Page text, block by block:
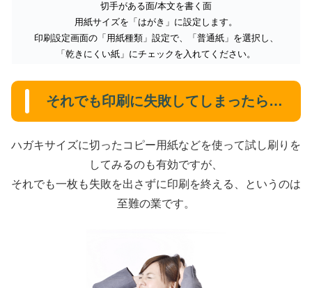
切手がある面/本文を書く面
用紙サイズを「はがき」に設定します。
印刷設定画面の「用紙種類」設定で、「普通紙」を選択し、
「乾きにくい紙」にチェックを入れてください。
それでも印刷に失敗してしまったら…
ハガキサイズに切ったコピー用紙などを使って試し刷りを
してみるのも有効ですが、
それでも一枚も失敗を出さずに印刷を終える、というのは
至難の業です。